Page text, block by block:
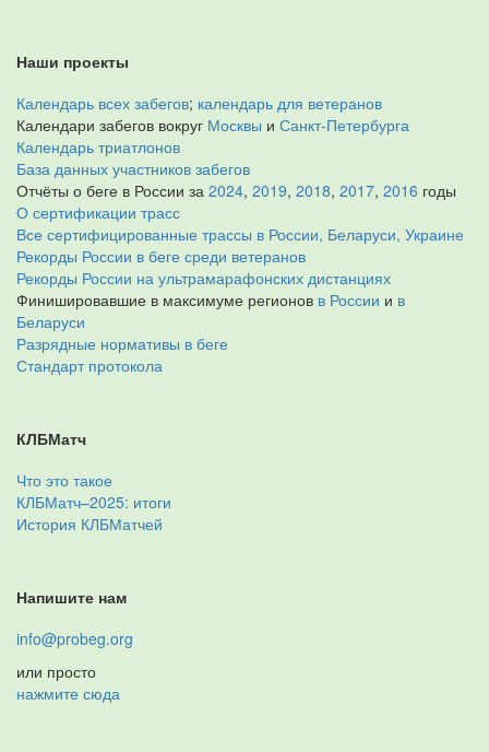
Наши проекты
Календарь всех забегов; календарь для ветеранов
Календари забегов вокруг Москвы и Санкт-Петербурга
Календарь триатлонов
База данных участников забегов
Отчёты о беге в России за 2024, 2019, 2018, 2017, 2016 годы
О сертификации трасс
Все сертифицированные трассы в России, Беларуси, Украине
Рекорды России в беге среди ветеранов
Рекорды России на ультрамарафонских дистанциях
Финишировавшие в максимуме регионов в России и в
Беларуси
Разрядные нормативы в беге
Стандарт протокола
КЛБМатч
Что это такое
КЛБМатч–2025: итоги
История КЛБМатчей
Напишите нам
info@probeg.org
или просто
нажмите сюда